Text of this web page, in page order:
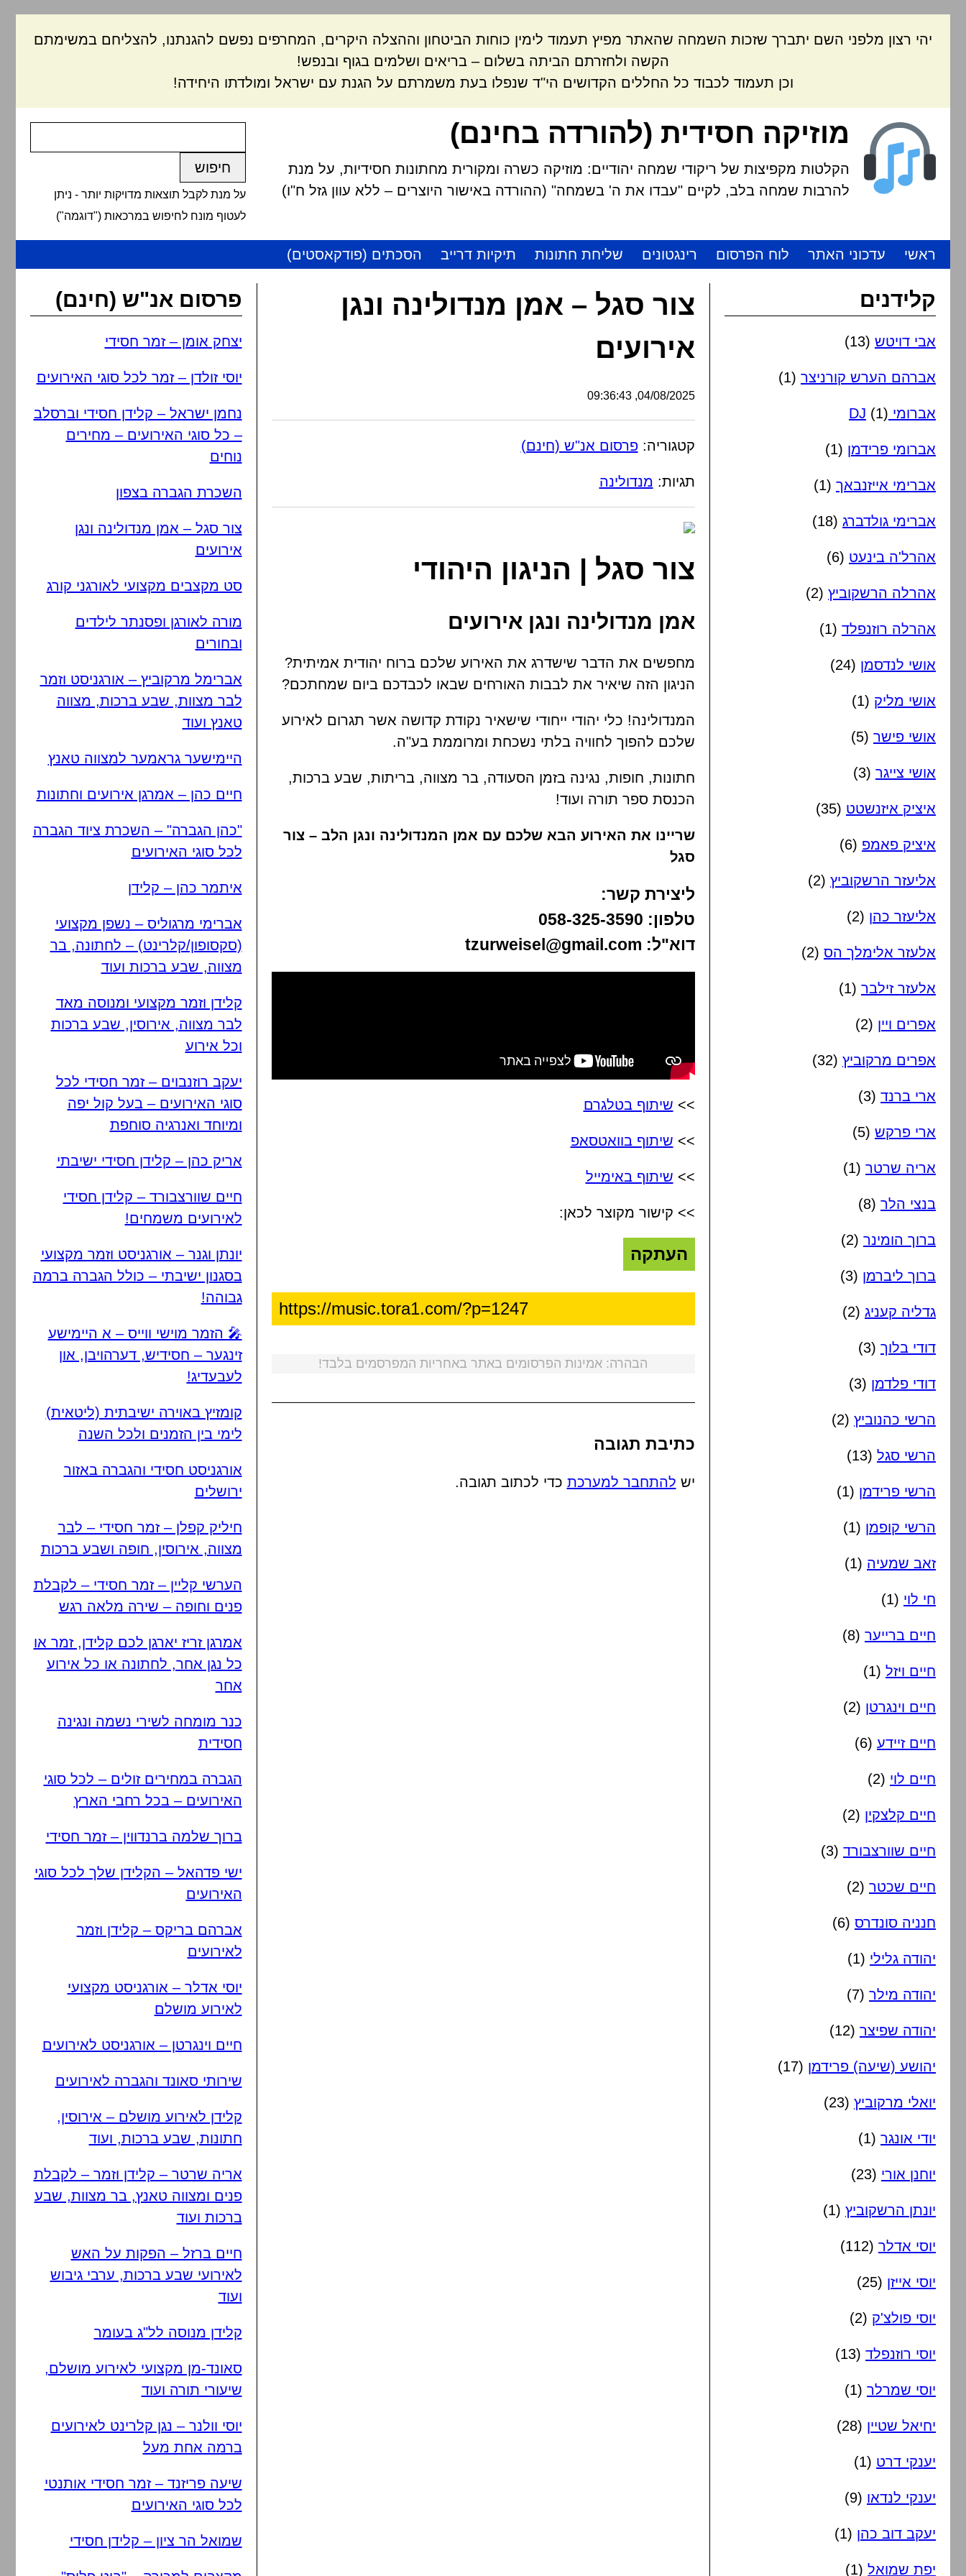
יהי רצון מלפני השם יתברך שזכות השמחה שהאתר מפיץ תעמוד לימין כוחות הביטחון וההצלה היקרים, המחרפים נפשם להגנתנו, להצליחם במשימתם
הקשה ולחזרתם הביתה בשלום – בריאים ושלמים בגוף ובנפש!
וכן תעמוד לכבוד כל החללים הקדושים הי"ד שנפלו בעת משמרתם על הגנת עם ישראל ומולדתו היחידה!
מוזיקה חסידית (להורדה בחינם)
הקלטות מקפיצות של ריקודי שמחה יהודיים: מוזיקה כשרה ומקורית מחתונות חסידיות, על מנת
להרבות שמחה בלב, לקיים "עבדו את ה' בשמחה" (ההורדה באישור היוצרים – ללא עוון גזל ח"ו)
על מנת לקבל תוצאות מדויקות יותר - ניתן
לעטוף מונח לחיפוש במרכאות ("דוגמה")
ראשי עדכוני האתר לוח הפרסום רינגטונים שליחת חתונות תיקיות דרייב הסכתים (פודקאסטים)
צור סגל – אמן מנדולינה ונגן
אירועים
04/08/2025, 09:36:43
קטגוריה:פרסום אנ"ש (חינם)
תגיות: מנדולינה
צור סגל | הניגון היהודי
אמן מנדולינה ונגן אירועים
מחפשים את הדבר שישדרג את האירוע שלכם ברוח יהודית אמיתית?
הניגון הזה שיאיר את לבבות האורחים שבאו לכבדכם ביום שמחתכם?
המנדולינה! כלי יהודי ייחודי שישאיר נקודת קדושה אשר תגרום לאירוע
שלכם להפוך לחוויה בלתי נשכחת ומרוממת בע"ה.
חתונות, חופות, נגינה בזמן הסעודה, בר מצווה, בריתות, שבע ברכות,
הכנסת ספר תורה ועוד!
שריינו את האירוע הבא שלכם עם אמן המנדולינה ונגן הלב – צור
סגל
ליצירת קשר:
טלפון: ‎058-325-3590
דוא"ל: tzurweisel@gmail.com
>> שיתוף בטלגרם
>> שיתוף בוואטסאפ
>> שיתוף באימייל
>> קישור מקוצר לכאן:
העתקה
הבהרה: אמינות הפרסומים באתר באחריות המפרסמים בלבד!
כתיבת תגובה
יש להתחבר למערכת כדי לכתוב תגובה.
קלידנים
אבי דויטש (13)
אברהם הערש קורניצר (1)
אברומי DJ (1)
אברומי פרידמן (1)
אברימי אייזנבאך (1)
אברימי גולדברג (18)
אהרל'ה בינעט (6)
אהרלה הרשקוביץ (2)
אהרלה רוזנפלד (1)
אושי לנדסמן (24)
אושי מליק (1)
אושי פישר (5)
אושי צייגר (3)
איציק איזנשטט (35)
איציק פאמפ (6)
אליעזר הרשקוביץ (2)
אליעזר כהן (2)
אלעזר אלימלך הס (2)
אלעזר זילבר (1)
אפרים ויין (2)
אפרים מרקוביץ (32)
ארי ברנד (3)
ארי פרקש (5)
אריה שרטר (1)
בנצי הלר (8)
ברוך הומינר (2)
ברוך ליברמן (3)
גדליה קעניג (2)
דודי בלוך (3)
דודי פלדמן (3)
הרשי כהנוביץ (2)
הרשי סגל (13)
הרשי פרידמן (1)
הרשי קופמן (1)
זאב שמעיה (1)
חי לוי (1)
חיים ברייער (8)
חיים ויזל (1)
חיים וינגרטן (2)
חיים זיידע (6)
חיים לוי (2)
חיים קלצקין (2)
חיים שוורצבורד (3)
חיים שכטר (2)
חנניה סונדרס (6)
יהודה גלילי (1)
יהודה מילר (7)
יהודה שפיצר (12)
יהושע (שיעה) פרידמן (17)
יואלי מרקוביץ (23)
יודי אונגר (1)
יוחנן אורי (23)
יונתן הרשקוביץ (1)
יוסי אדלר (112)
יוסי אייזן (25)
יוסי פולצ'ק (2)
יוסי רוזנפלד (13)
יוסי שמרלר (1)
יחיאל שטיין (28)
יענקי דרט (1)
יענקי לנדאו (9)
יעקב דוב כהן (1)
יפת שמואל (1)
פרסום אנ"ש (חינם)
יצחק אומן – זמר חסידי
יוסי זולדן – זמר לכל סוגי האירועים
נחמן ישראל – קלידן חסידי וברסלב
– כל סוגי האירועים – מחירים
נוחים
השכרת הגברה בצפון
צור סגל – אמן מנדולינה ונגן
אירועים
סט מקצבים מקצועי לאורגני קורג
מורה לאורגן ופסנתר לילדים
ובחורים
אברימל מרקוביץ – אורגניסט וזמר
לבר מצוות, שבע ברכות, מצווה
טאנץ ועוד
היימישער גראמער למצווה טאנץ
חיים כהן – אמרגן אירועים וחתונות
"כהן הגברה" – השכרת ציוד הגברה
לכל סוגי האירועים
איתמר כהן – קלידן
אברימי מרגוליס – נשפן מקצועי
(סקסופון/קלרינט) – לחתונה, בר
מצווה, שבע ברכות ועוד
קלידן וזמר מקצועי ומנוסה מאד
לבר מצווה, אירוסין, שבע ברכות
וכל אירוע
יעקב רוזנבוים – זמר חסידי לכל
סוגי האירועים – בעל קול יפה
ומיוחד ואנרגיה סוחפת
אריק כהן – קלידן חסידי ישיבתי
חיים שוורצבורד – קלידן חסידי
לאירועים משמחים!
יונתן וגנר – אורגניסט וזמר מקצועי
בסגנון ישיבתי – כולל הגברה ברמה
גבוהה!
🎤 הזמר מוישי ווייס – א היימישע
זינגער – חסידיש, דערהויבן, און
לעבעדיג!
קומזיץ באוירה ישיבתית (ליטאית)
לימי בין הזמנים ולכל השנה
אורגניסט חסידי והגברה באזור
ירושלים
חיליק קפלן – זמר חסידי – לבר
מצווה, אירוסין, חופה ושבע ברכות
הערשי קליין – זמר חסידי – לקבלת
פנים וחופה – שירה מלאה רגש
אמרגן זריז יארגן לכם קלידן, זמר או
כל נגן אחר, לחתונה או כל אירוע
אחר
כנר מומחה לשירי נשמה ונגינה
חסידית
הגברה במחירים זולים – לכל סוגי
האירועים – בכל רחבי הארץ
ברוך שלמה ברנדווין – זמר חסידי
ישי פדהאל – הקלידן שלך לכל סוגי
האירועים
אברהם בריקס – קלידן וזמר
לאירועים
יוסי אדלר – אורגניסט מקצועי
לאירוע מושלם
חיים וינגרטן – אורגניסט לאירועים
שירותי סאונד והגברה לאירועים
קלידן לאירוע מושלם – אירוסין,
חתונות, שבע ברכות, ועוד
אריה שרטר – קלידן וזמר – לקבלת
פנים ומצווה טאנץ, בר מצוות, שבע
ברכות ועוד
חיים ברזל – הפקות על האש
לאירועי שבע ברכות, ערבי גיבוש
ועוד
קלידן מנוסה לל"ג בעומר
סאונד-מן מקצועי לאירוע מושלם,
שיעורי תורה ועוד
יוסי וולנר – נגן קלרינט לאירועים
ברמה אחת מעל
שיעה פריזנד – זמר חסידי אותנטי
לכל סוגי האירועים
שמואל הר ציון – קלידן חסידי